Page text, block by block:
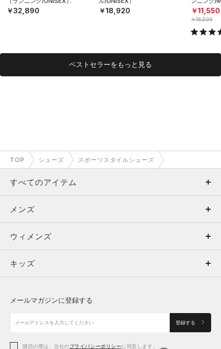
￥32,890 ￥18,920 ￥11,550
￥16,500
ベストセラーをもっと見る
TOP シューズ スポーツスタイルシューズ
すべてのアイテム
メンズ
ウィメンズ
キッズ
アクセサリー
メンズ
トップス
ボトムス
アクセサリー
ウィメンズ
トップス
シューズ
アクセサリー
キッズ
シューズ
メールマガジンに登録する
登録する
購読の際は、当社のプライバシーポリシーに同意します。